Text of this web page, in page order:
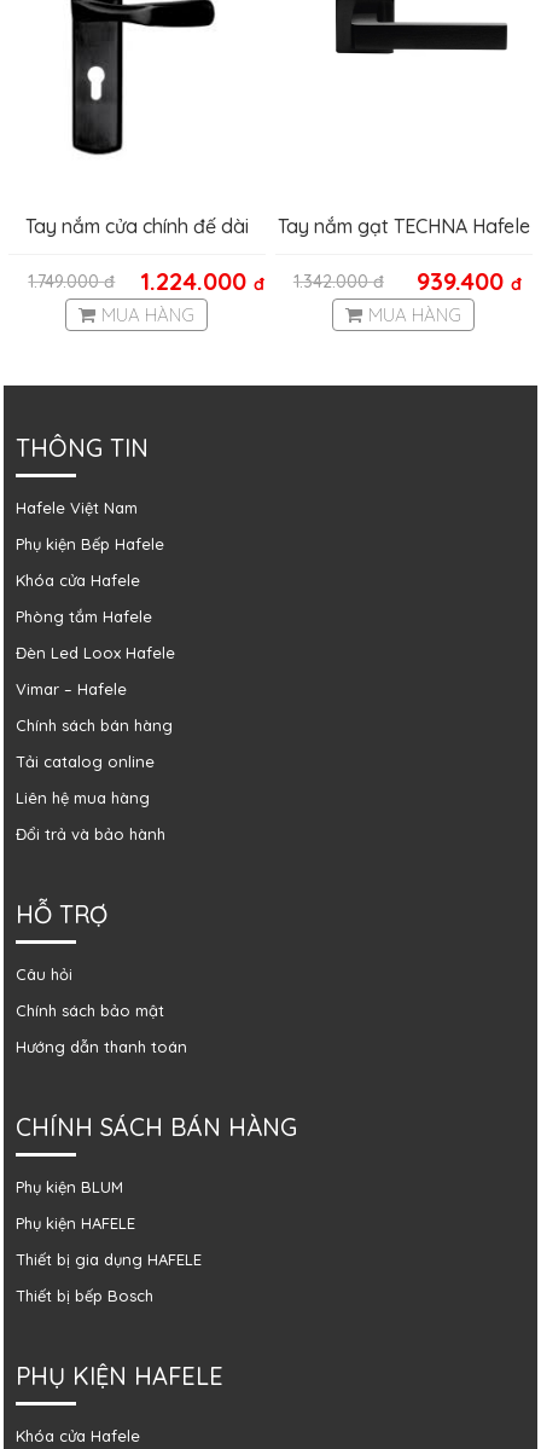
Tay nắm cửa chính đế dài
1.224.000đ
1.749.000đ
MUA HÀNG
Tay nắm gạt TECHNA Hafele
939.400đ
1.342.000đ
MUA HÀNG
THÔNG TIN
Hafele Việt Nam
Phụ kiện Bếp Hafele
Khóa cửa Hafele
Phòng tắm Hafele
Đèn Led Loox Hafele
Vimar – Hafele
Chính sách bán hàng
Tải catalog online
Liên hệ mua hàng
Đổi trả và bảo hành
HỖ TRỢ
Câu hỏi
Chính sách bảo mật
Hướng dẫn thanh toán
CHÍNH SÁCH BÁN HÀNG
Phụ kiện BLUM
Phụ kiện HAFELE
Thiết bị gia dụng HAFELE
Thiết bị bếp Bosch
PHỤ KIỆN HAFELE
Khóa cửa Hafele